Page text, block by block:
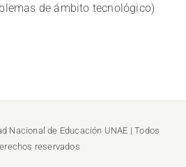
de ámbito tecnológico)
Nacional de Educación UNAE | Todos
reservados